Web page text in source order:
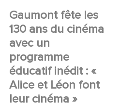
Gaumont fête les
130 ans du cinéma
avec un
programme
éducatif inédit : «
Alice et Léon font
leur cinéma »
cinéma »